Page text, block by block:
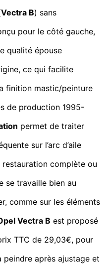
Vectra B) sans
pour le côté gauche,
qualité épouse
ce qui facilite
finition mastic/peinture
de production 1995-
permet de traiter
sur l’arc d’aile
complète ou
se travaille bien au
comme sur les éléments
Vectra B est proposé
TTC de 29,03€, pour
après ajustage et